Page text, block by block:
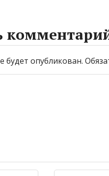
будет опубликован.